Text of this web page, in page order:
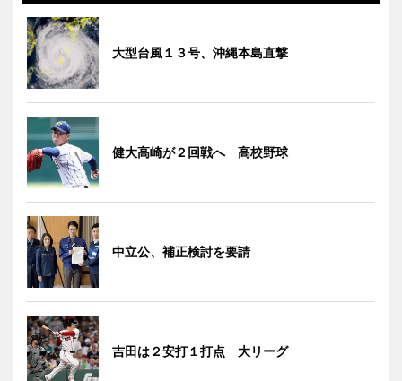
大型台風１３号、沖縄本島直撃
健大高崎が２回戦へ 高校野球
中立公、補正検討を要請
吉田は２安打１打点 大リーグ